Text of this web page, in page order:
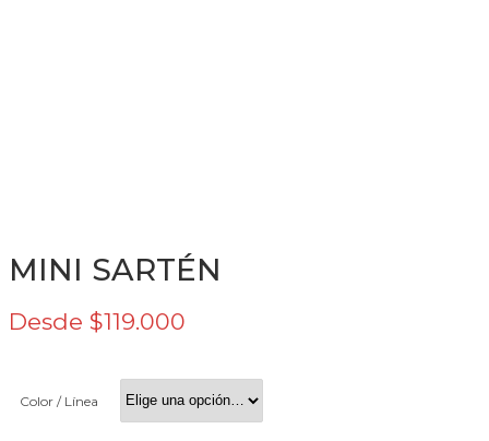
MINI SARTÉN
Desde $119.000
Color / Línea